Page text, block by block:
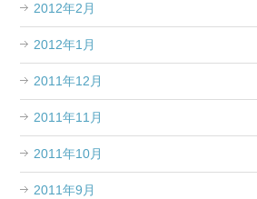
2012年2月
2012年1月
2011年12月
2011年11月
2011年10月
2011年9月